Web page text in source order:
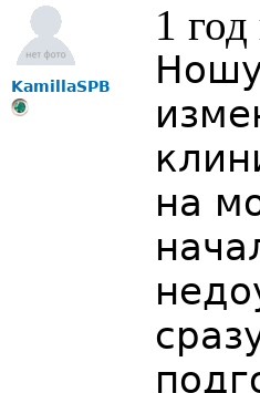
KamillaSPB
1
на